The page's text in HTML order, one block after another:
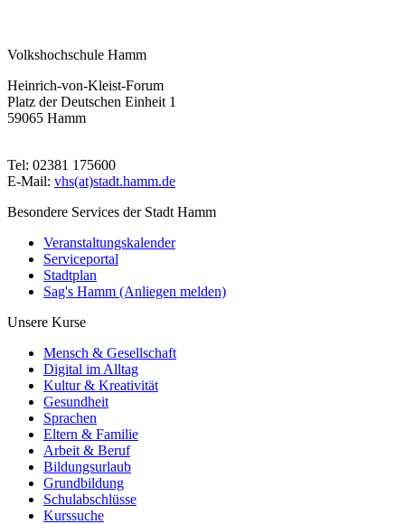
Volkshochschule Hamm
Heinrich-von-Kleist-Forum
Platz der Deutschen Einheit 1
59065 Hamm
Tel: 02381 175600
E-Mail: vhs(at)stadt.hamm.de
Besondere Services der Stadt Hamm
Veranstaltungskalender
Serviceportal
Stadtplan
Sag's Hamm (Anliegen melden)
Unsere Kurse
Mensch & Gesellschaft
Digital im Alltag
Kultur & Kreativität
Gesundheit
Sprachen
Eltern & Familie
Arbeit & Beruf
Bildungsurlaub
Grundbildung
Schulabschlüsse
Kurssuche